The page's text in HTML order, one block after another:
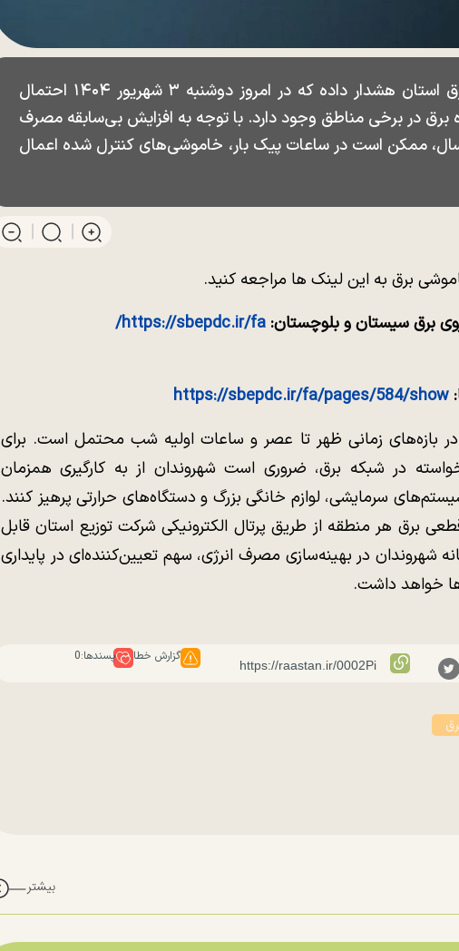
شرکت توزیع نیروی برق استان هشدار داده که در امروز دوشنبه ۳ شهریور ۱۴۰۴ احتمال
برق در برخی مناطق وجود دارد. با توجه به افزایش بی‌سابقه مصرف
سال، ممکن است در ساعات پیک بار، خاموشی‌های کنترل شده اعمال
برق به این لینک ها مراجعه کنید.
برق سیستان و بلوچستان: https://sbepdc.ir/fa/
https://sbepdc.ir/fa/pages/584/show
بازه‌های زمانی ظهر تا عصر و ساعات اولیه شب محتمل است. برای
در شبکه برق، ضروری است شهروندان از به کارگیری همزمان
سرمایشی، لوازم خانگی بزرگ و دستگاه‌های حرارتی پرهیز کنند.
برق هر منطقه از طریق پرتال الکترونیکی شرکت توزیع استان قابل
شهروندان در بهینه‌سازی مصرف انرژی، سهم تعیین‌کننده‌ای در پایداری
خواهد داشت.
گزارش خطا پسندها:0